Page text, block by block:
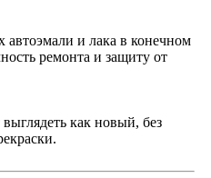
автоэмали и лака в конечном
ремонта и защиту от
как новый, без